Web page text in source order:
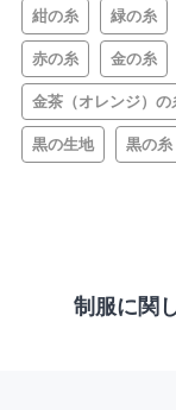
紺の糸 緑の糸
赤の糸 金の糸
金茶（オレンジ）の
黒の生地 黒の糸
制服に関